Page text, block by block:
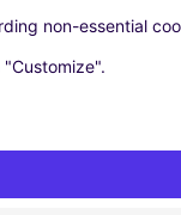
border fee |